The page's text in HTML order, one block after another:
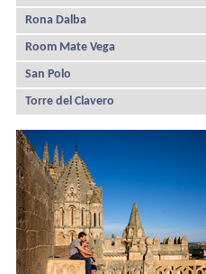
Rona Dalba
Room Mate Vega
San Polo
Torre del Clavero